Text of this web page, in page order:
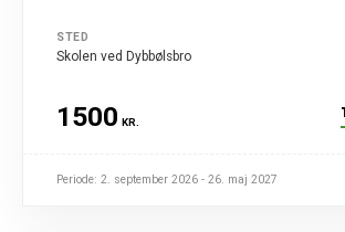
STED
Skolen ved Dybbølsbro
1500 KR.
Periode: 2. september 2026 - 26. maj 2027